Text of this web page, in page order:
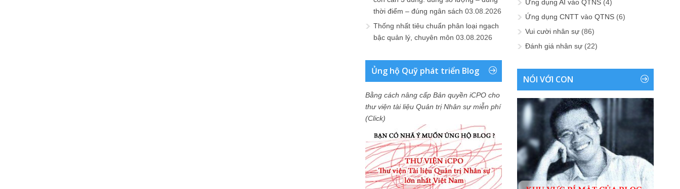
thời điểm – đúng ngân sách 03.08.2026
Thống nhất tiêu chuẩn phân loại ngạch
bậc quản lý, chuyên môn 03.08.2026
Ủng hộ Quỹ phát triển Blog
Bằng cách nâng cấp Bản quyền iCPO cho
thư viện tài liệu Quản trị Nhân sự miễn phí
(Click)
Ứng dụng AI vào QTNS (4)
Ứng dụng CNTT vào QTNS (6)
Vui cười nhân sự (86)
Đánh giá nhân sự (22)
NÓI VỚI CON